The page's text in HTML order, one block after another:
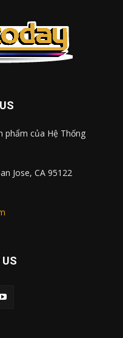
phẩm của Hệ Thống
Jose, CA 95122
US